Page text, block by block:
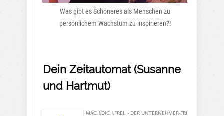
Was gibt es Schöneres als Menschen zu
persönlichem Wachstum zu inspirieren?!
Dein Zeitautomat (Susanne
und Hartmut)